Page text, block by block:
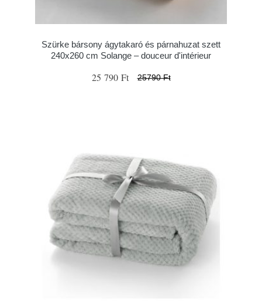
Szürke bársony ágytakaró és párnahuzat szett
240x260 cm Solange – douceur d'intérieur
25 790 Ft 25790 Ft